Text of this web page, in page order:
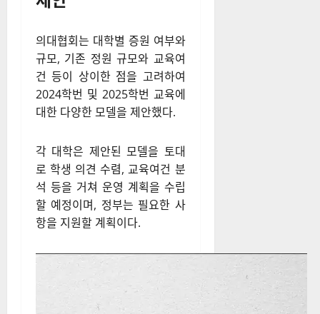
의대협회는 대학별 증원 여부와
규모, 기존 정원 규모와 교육여
건 등이 상이한 점을 고려하여
2024학번 및 2025학번 교육에
대한 다양한 모델을 제안했다.
각 대학은 제안된 모델을 토대
로 학생 의견 수렴, 교육여건 분
석 등을 거쳐 운영 계획을 수립
할 예정이며, 정부는 필요한 사
항을 지원할 계획이다.